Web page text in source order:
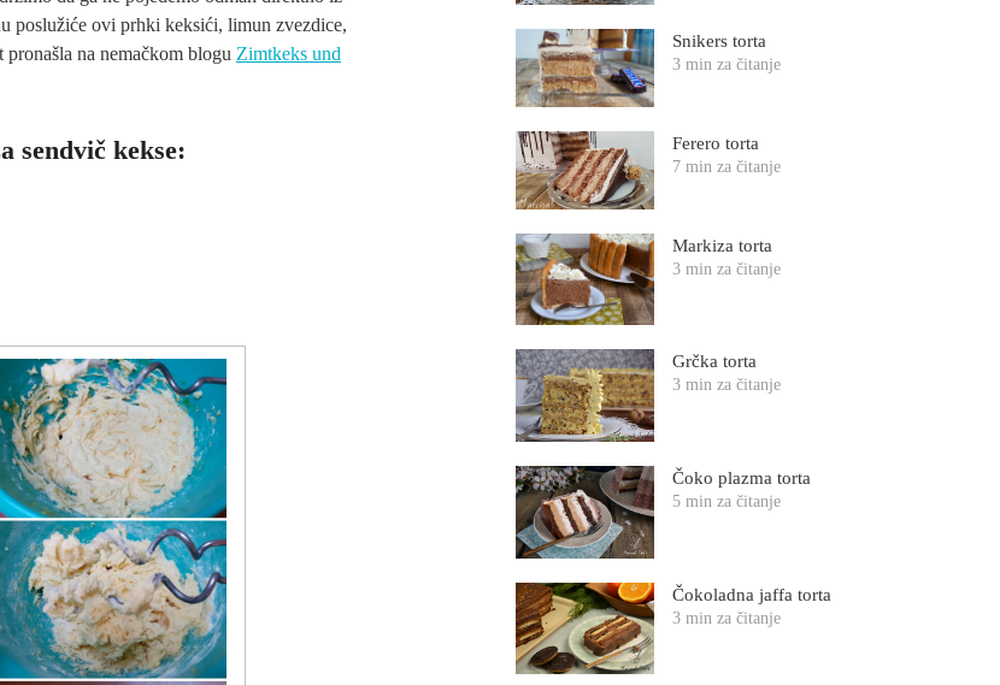
poslužiće ovi prhki keksići, limun zvezdice,
na nemačkom blogu Zimtkeks und
sendvič kekse:
Snikers torta
3 min za čitanje
Ferero torta
7 min za čitanje
Markiza torta
3 min za čitanje
Grčka torta
3 min za čitanje
Čoko plazma torta
5 min za čitanje
Čokoladna jaffa torta
3 min za čitanje